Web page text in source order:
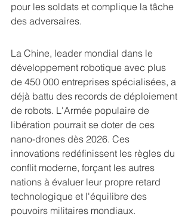
pour les soldats et complique la tâche
des adversaires.
La Chine, leader mondial dans le
développement robotique avec plus
de 450 000 entreprises spécialisées, a
déjà battu des records de déploiement
de robots. L'Armée populaire de
libération pourrait se doter de ces
nano-drones dès 2026. Ces
innovations redéfinissent les règles du
conflit moderne, forçant les autres
nations à évaluer leur propre retard
technologique et l'équilibre des
pouvoirs militaires mondiaux.